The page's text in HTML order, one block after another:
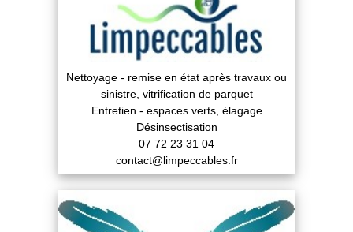
Nettoyage - remise en état après travaux ou
sinistre, vitrification de parquet
Entretien - espaces verts, élagage
Désinsectisation
07 72 23 31 04
contact@limpeccables.fr